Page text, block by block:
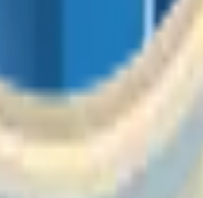
y ensamblajes
ofreciendo
para los